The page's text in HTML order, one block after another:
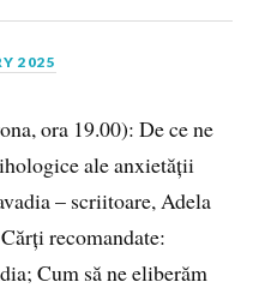
2025
ora 19.00): De ce ne
ale anxietății
– scriitoare, Adela
recomandate:
Cum să ne eliberăm